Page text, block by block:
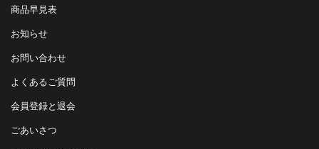
商品早見表
お知らせ
お問い合わせ
よくあるご質問
会員登録と退会
ごあいさつ